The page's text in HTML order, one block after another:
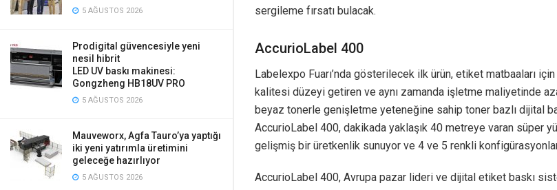
5 AĞUSTOS 2026
Prodigital güvencesiyle yeni
nesil hibrit
LED UV baskı makinesi:
Gongzheng HB18UV PRO
5 AĞUSTOS 2026
Mauveworx, Agfa Tauro’ya yaptığı
iki yeni yatırımla üretimini
geleceğe hazırlıyor
5 AĞUSTOS 2026
sergileme fırsatı bulacak.
AccurioLabel 400
Labelexpo Fuarı’nda gösterilecek ilk ürün, etiket matbaaları
kalitesi düzeyi getiren ve aynı zamanda işletme maliyetinde
beyaz tonerle genişletme yeteneğine sahip toner bazlı dijital
AccurioLabel 400, dakikada yaklaşık 40 metreye varan süper
gelişmiş bir üretkenlik sunuyor ve 4 ve 5 renkli
AccurioLabel 400, Avrupa pazar lideri ve dijital etiket baskı